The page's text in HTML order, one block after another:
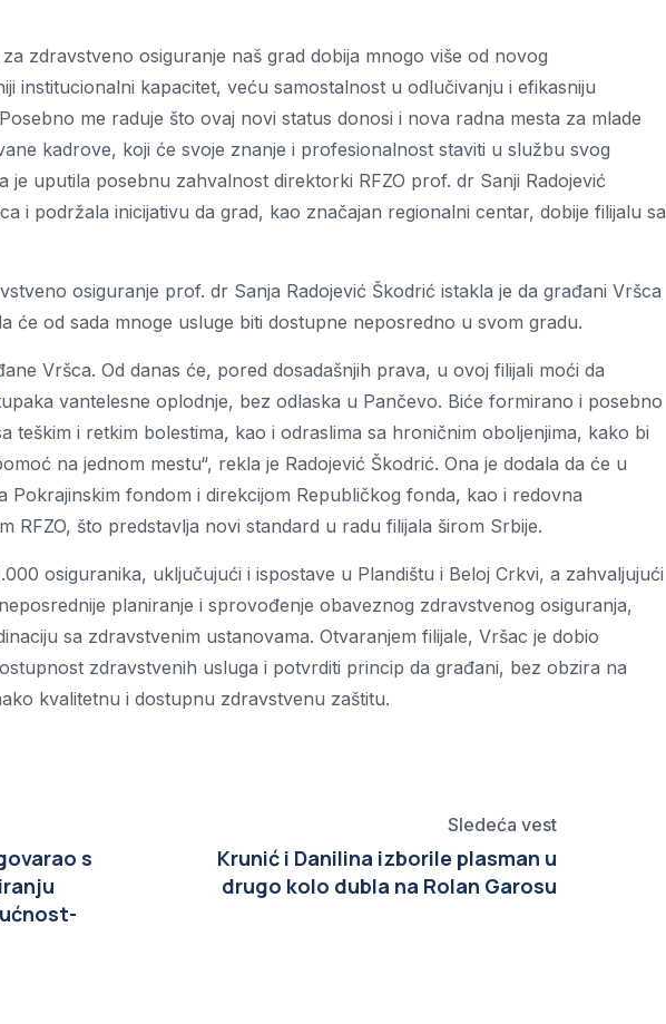
zdravstveno osiguranje naš grad dobija mnogo više od novog
institucionalni kapacitet, veću samostalnost u odlučivanju i efikasniju
me raduje što ovaj novi status donosi i nova radna mesta za mlade
kadrove, koji će svoje znanje i profesionalnost staviti u službu svog
je uputila posebnu zahvalnost direktorki RFZO prof. dr Sanji Radojević
i podržala inicijativu da grad, kao značajan regionalni centar, dobije filijalu sa
osiguranje prof. dr Sanja Radojević Škodrić istakla je da građani Vršca
će od sada mnoge usluge biti dostupne neposredno u svom gradu.
Vršca. Od danas će, pored dosadašnjih prava, u ovoj filijali moći da
vantelesne oplodnje, bez odlaska u Pančevo. Biće formirano i posebno
teškim i retkim bolestima, kao i odraslima sa hroničnim oboljenjima, kako bi
na jednom mestu“, rekla je Radojević Škodrić. Ona je dodala da će u
Pokrajinskim fondom i direkcijom Republičkog fonda, kao i redovna
RFZO, što predstavlja novi standard u radu filijala širom Srbije.
osiguranika, uključujući i ispostave u Plandištu i Beloj Crkvi, a zahvaljujući
planiranje i sprovođenje obaveznog zdravstvenog osiguranja,
sa zdravstvenim ustanovama. Otvaranjem filijale, Vršac je dobio
zdravstvenih usluga i potvrditi princip da građani, bez obzira na
kvalitetnu i dostupnu zdravstvenu zaštitu.
s
Sledeća vest
Krunić i Danilina izborile plasman u
drugo kolo dubla na Rolan Garosu